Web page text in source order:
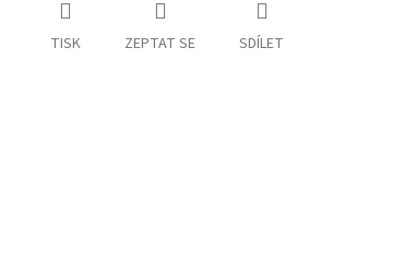
TISK ZEPTAT SE SDÍLET